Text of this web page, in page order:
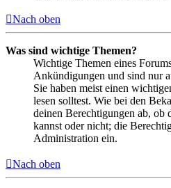
Nach oben
Was sind wichtige Themen?
Wichtige Themen eines
Ankündigungen und sind nur
Sie haben meist einen
lesen solltest. Wie bei den
deinen Berechtigungen ab, ob
kannst oder nicht; die
Administration ein.
Nach oben